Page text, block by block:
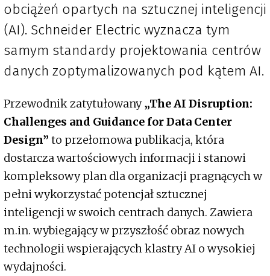
obciążeń opartych na sztucznej inteligencji
(AI). Schneider Electric wyznacza tym
samym standardy projektowania centrów
danych zoptymalizowanych pod kątem AI.
Przewodnik zatytułowany„The AI Disruption:
Challenges and Guidance for Data Center
Design” to przełomowa publikacja, która
dostarcza wartościowych informacji i stanowi
kompleksowy plan dla organizacji pragnących w
pełni wykorzystać potencjał sztucznej
inteligencji w swoich centrach danych. Zawiera
m.in. wybiegający w przyszłość obraz nowych
technologii wspierających klastry AI o wysokiej
wydajności.